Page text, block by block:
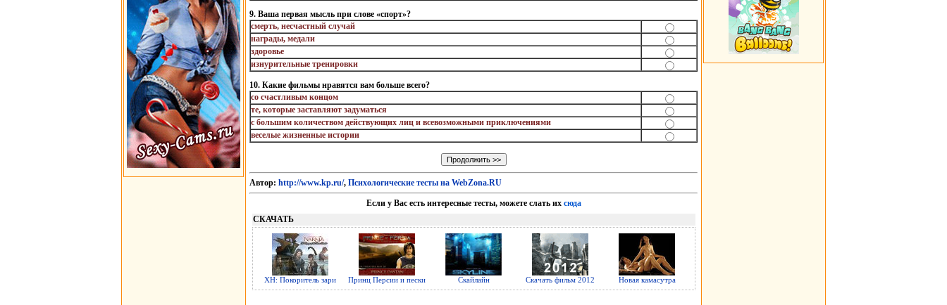
9. Ваша первая мысль при слове «спорт»?
смерть, несчастный случай
награды, медали
здоровье
изнурительные тренировки
10. Какие фильмы нравятся вам больше всего?
со счастливым концом
те, которые заставляют задуматься
с большим количеством действующих лиц и всевозможными приключениями
веселые жизненные истории
Автор: http://www.kp.ru/, Психологические тесты на WebZona.RU
Если у Вас есть интересные тесты, можете слать их сюда
СКАЧАТЬ
ХН: Покоритель зари Принц Персии и пески Скайлайн Скачать фильм 2012 Новая камасутра